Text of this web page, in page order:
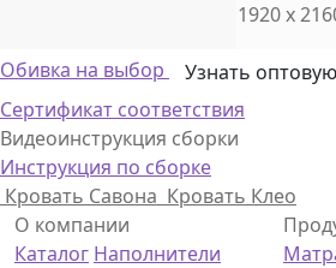
1920 x
Обивка на выбор
Узнать
Сертификат соответствия
Видеоинструкция сборки
Инструкция по сборке
Кровать Савона Кровать Клео
О компании
Каталог Наполнители